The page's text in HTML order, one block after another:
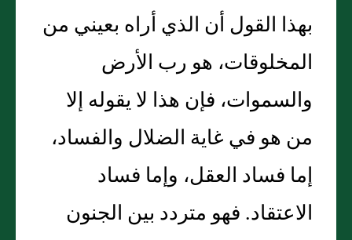
بهذا القول أن الذي أراه بعيني من
المخلوقات، هو رب الأرض
والسموات، فإن هذا لا يقوله إلا
من هو في غاية الضلال والفساد،
إما فساد العقل، وإما فساد
الاعتقاد‏.‏ فهو متردد بين الجنون